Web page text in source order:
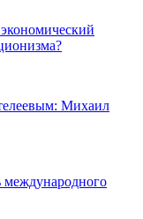
Михаил
международного